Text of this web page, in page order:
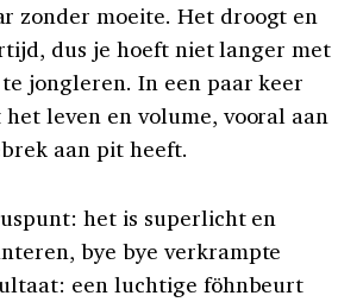
zonder moeite. Het droogt en
dus je hoeft niet langer met
jongleren. In een paar keer
leven en volume, vooral aan
aan pit heeft.
het is superlicht en
bye bye verkrampte
een luchtige föhnbeurt